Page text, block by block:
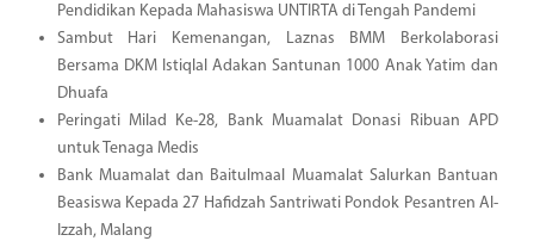
Pendidikan Kepada Mahasiswa UNTIRTA di Tengah Pandemi
Sambut Hari Kemenangan, Laznas BMM Berkolaborasi
Bersama DKM Istiqlal Adakan Santunan 1000 Anak Yatim dan
Dhuafa
Peringati Milad Ke-28, Bank Muamalat Donasi Ribuan APD
untuk Tenaga Medis
Bank Muamalat dan Baitulmaal Muamalat Salurkan Bantuan
Beasiswa Kepada 27 Hafidzah Santriwati Pondok Pesantren Al-
Izzah, Malang